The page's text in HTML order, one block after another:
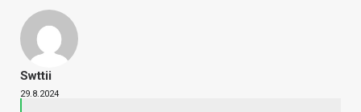
Swttii
29.8.2024